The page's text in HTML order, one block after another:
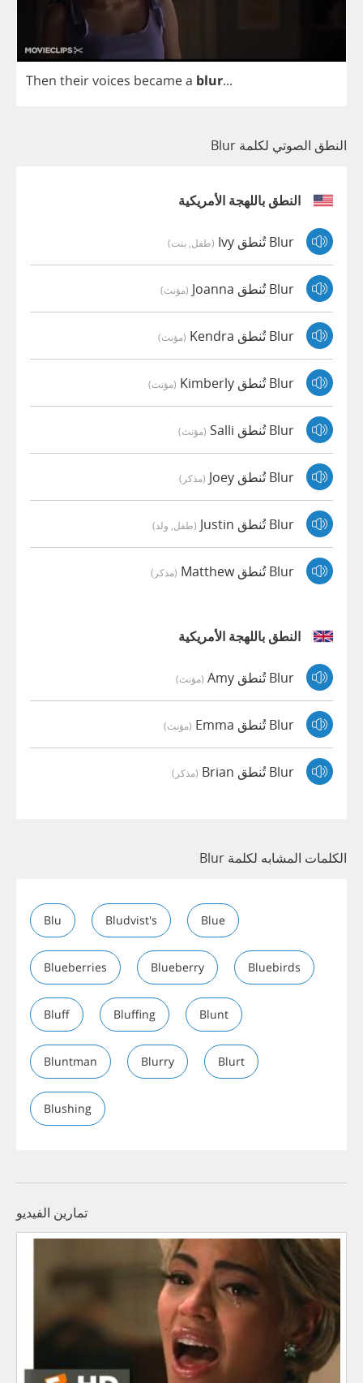
Then theirvoices becamea blur...
النطق الصوتي لكلمة Blur
النطق باللهجة الأمريكية
Blur تُنطق Ivy (طفل, بنت)
Blur تُنطق Joanna (مؤنث)
Blur تُنطق Kendra (مؤنث)
Blur تُنطق Kimberly (مؤنث)
Blur تُنطق Salli (مؤنث)
Blur تُنطق Joey (مذكر)
Blur تُنطق Justin (طفل, ولد)
Blur تُنطق Matthew (مذكر)
النطق باللهجة الأمريكية
Blur تُنطق Amy (مؤنث)
Blur تُنطق Emma (مؤنث)
Blur تُنطق Brian (مذكر)
الكلمات المشابه لكلمة Blur
Blu Bludvist's Blue
Blueberries Blueberry Bluebirds
Bluff Bluffing Blunt
Bluntman Blurry Blurt
Blushing
تمارين الفيديو